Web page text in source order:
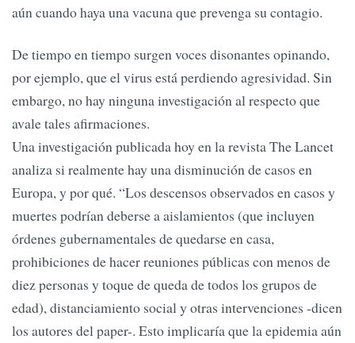
aún cuando haya una vacuna que prevenga su contagio.
De tiempo en tiempo surgen voces disonantes opinando,
por ejemplo, que el virus está perdiendo agresividad. Sin
embargo, no hay ninguna investigación al respecto que
avale tales afirmaciones.
Una investigación publicada hoy en la revista The Lancet
analiza si realmente hay una disminución de casos en
Europa, y por qué. “Los descensos observados en casos y
muertes podrían deberse a aislamientos (que incluyen
órdenes gubernamentales de quedarse en casa,
prohibiciones de hacer reuniones públicas con menos de
diez personas y toque de queda de todos los grupos de
edad), distanciamiento social y otras intervenciones -dicen
los autores del paper-. Esto implicaría que la epidemia aún